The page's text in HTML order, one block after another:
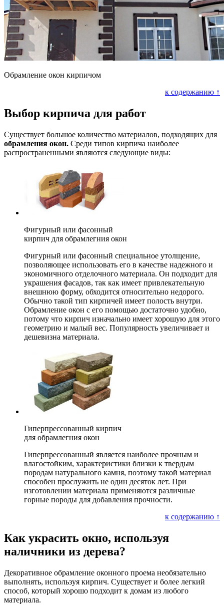
Обрамление окон кирпичом
к содержанию ↑
Выбор кирпича для работ
Существует большое количество материалов, подходящих для
обрамления окон. Среди типов кирпича наиболее
распространенными являются следующие виды:
Фигурный или фасонный
кирпич для обрамлегния окон
Фигурный или фасонный специальное утолщение,
позволяющее использовать его в качестве надежного и
экономичного отделочного материала. Он подходит для
украшения фасадов, так как имеет привлекательную
внешнюю форму, обходится относительно недорого.
Обычно такой тип кирпичей имеет полость внутри.
Обрамление окон с его помощью достаточно удобно,
потому что кирпич изначально имеет хорошую для этого
геометрию и малый вес. Популярность увеличивает и
дешевизна материала.
Гиперпрессованный кирпич
для обрамлегния окон
Гиперпрессованный является наиболее прочным и
влагостойким, характеристики близки к твердым
породам натурального камня, поэтому такой материал
способен прослужить не один десяток лет. При
изготовлении материала применяются различные
горные породы для добавления прочности.
к содержанию ↑
Как украсить окно, используя
наличники из дерева?
Декоративное обрамление оконного проема необязательно
выполнять, используя кирпич. Существует и более легкий
способ, который хорошо подходит к домам из любого
материала.